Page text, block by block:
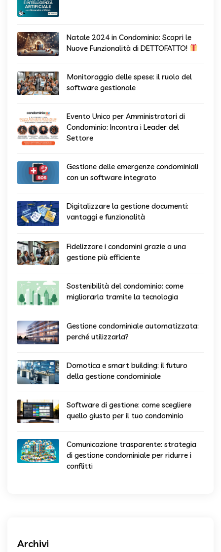
Natale 2024 in Condominio: Scopri le
Nuove Funzionalità di DETTOFATTO!
Monitoraggio delle spese: il ruolo del
software gestionale
Evento Unico per Amministratori di
Condominio: Incontra i Leader del
Settore
Gestione delle emergenze condominiali
con un software integrato
Digitalizzare la gestione documenti:
vantaggi e funzionalità
Fidelizzare i condomini grazie a una
gestione più efficiente
Sostenibilità del condominio: come
migliorarla tramite la tecnologia
Gestione condominiale automatizzata:
perché utilizzarla?
Domotica e smart building: il futuro
della gestione condominiale
Software di gestione: come scegliere
quello giusto per il tuo condominio
Comunicazione trasparente: strategia
di gestione condominiale per ridurre i
conflitti
Archivi